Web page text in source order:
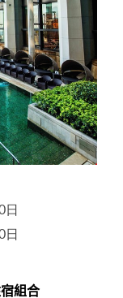
日
日
組合